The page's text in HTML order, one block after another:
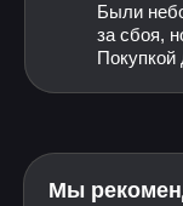
Были
за сбоя,
Покупкой
Мы